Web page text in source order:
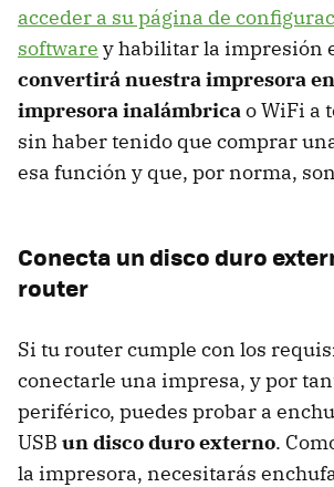
acceder a su página de
software y habilitar la impresión
convertirá nuestra impresora
impresora inalámbricao WiFi a
sin haber tenido que comprar
esa función y que, por norma,
Conecta un disco duro
router
Si tu router cumple con los
conectarle una impresa, y por
periférico, puedes probar a
USB un disco duro externo.
la impresora, necesitarás